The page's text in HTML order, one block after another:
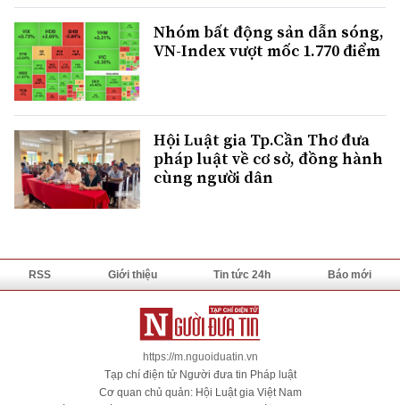
Nhóm bất động sản dẫn sóng,
VN-Index vượt mốc 1.770 điểm
Hội Luật gia Tp.Cần Thơ đưa
pháp luật về cơ sở, đồng hành
cùng người dân
RSS Giới thiệu Tin tức 24h Báo mới
https://m.nguoiduatin.vn
Tạp chí điện tử Người đưa tin Pháp luật
Cơ quan chủ quản: Hội Luật gia Việt Nam